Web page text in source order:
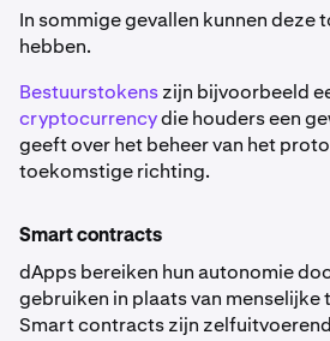
In sommige gevallen kunnen deze
hebben.
Bestuurstokenszijn bijvoorbeeld
cryptocurrencydie houders een
geeft over het beheer van het
toekomstige richting.
Smart contracts
dApps bereiken hun autonomie
gebruiken in plaats van menselijke
Smart contracts zijn